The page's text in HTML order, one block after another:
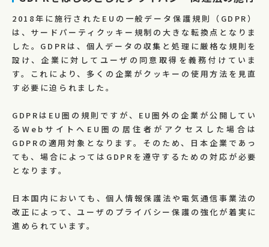
2018年に施行されたEUの一般データ保護規則（GDPR）
は、サードパーティクッキー規制の大きな転換点となりま
した。GDPRは、個人データの収集と処理に厳格な規則を
設け、企業に対してユーザの同意取得を義務付けていま
す。これにより、多くの企業がクッキーの使用方法を見直
す必要に迫られました。
GDPRはEU圏の規則ですが、EU圏外の企業が公開してい
るWebサイトへEU圏の居住者がアクセスした場合は
GDPRの適用対象となります。そのため、日本企業であっ
ても、場合によってはGDPRを遵守するための対応が必要
となります。
日本国内においても、個人情報保護法や電気通信事業法の
改正によって、ユーザのプライバシー保護の強化が着実に
進められています。